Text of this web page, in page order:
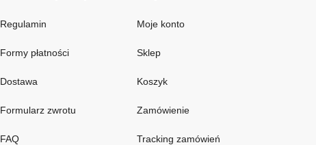
Regulamin
Formy płatności
Dostawa
Formularz zwrotu
FAQ
Moje konto
Sklep
Koszyk
Zamówienie
Tracking zamówień